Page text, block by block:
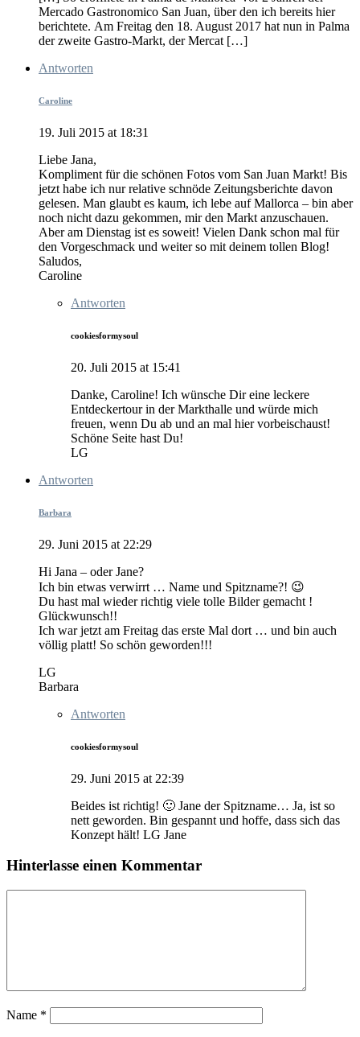
Mercado Gastronomico San Juan, über den ich bereits hier
berichtete. Am Freitag den 18. August 2017 hat nun in Palma
der zweite Gastro-Markt, der Mercat […]
Antworten
Caroline
19. Juli 2015 at 18:31
Liebe Jana,
Kompliment für die schönen Fotos vom San Juan Markt! Bis
jetzt habe ich nur relative schnöde Zeitungsberichte davon
gelesen. Man glaubt es kaum, ich lebe auf Mallorca – bin aber
noch nicht dazu gekommen, mir den Markt anzuschauen.
Aber am Dienstag ist es soweit! Vielen Dank schon mal für
den Vorgeschmack und weiter so mit deinem tollen Blog!
Saludos,
Caroline
Antworten
cookiesformysoul
20. Juli 2015 at 15:41
Danke, Caroline! Ich wünsche Dir eine leckere
Entdeckertour in der Markthalle und würde mich
freuen, wenn Du ab und an mal hier vorbeischaust!
Schöne Seite hast Du!
LG
Antworten
Barbara
29. Juni 2015 at 22:29
Hi Jana – oder Jane?
Ich bin etwas verwirrt … Name und Spitzname?! 😉
Du hast mal wieder richtig viele tolle Bilder gemacht !
Glückwunsch!!
Ich war jetzt am Freitag das erste Mal dort … und bin auch
völlig platt! So schön geworden!!!
LG
Barbara
Antworten
cookiesformysoul
29. Juni 2015 at 22:39
Beides ist richtig! 🙂 Jane der Spitzname… Ja, ist so
nett geworden. Bin gespannt und hoffe, dass sich das
Konzept hält! LG Jane
Hinterlasse einen Kommentar
Name *